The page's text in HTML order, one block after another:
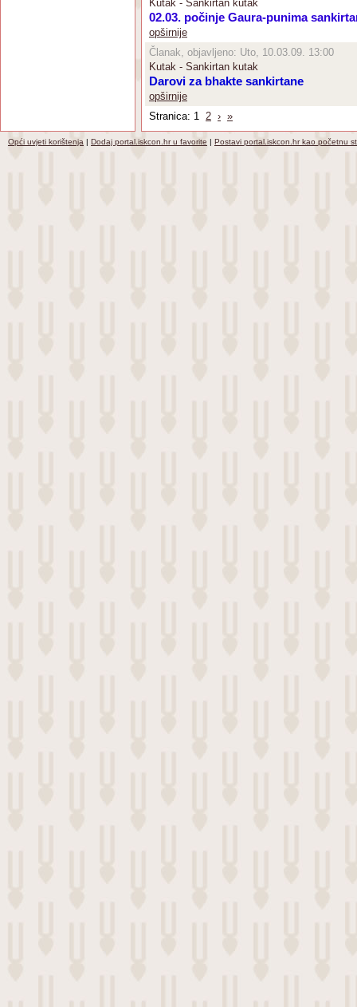
Kutak - Sankirtan kutak
02.03. počinje Gaura-punima
opširnije
Članak, objavljeno: Uto, 10.03.09. 13:00
Kutak - Sankirtan kutak
Darovi za bhakte sankirtane
opširnije
Stranica: 1 2 › »
Opći uvjeti korištenja | Dodaj portal.iskcon.hr u favorite | Postavi portal.iskcon.hr kao početnu